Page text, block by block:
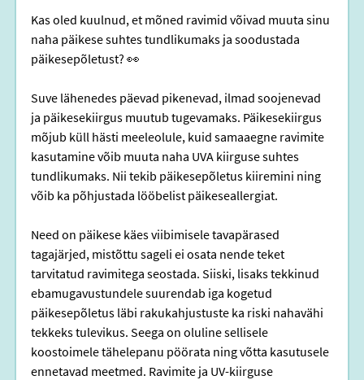
Kas oled kuulnud, et mõned ravimid võivad muuta sinu
naha päikese suhtes tundlikumaks ja soodustada
päikesepõletust? 👀
Suve lähenedes päevad pikenevad, ilmad soojenevad
ja päikesekiirgus muutub tugevamaks. Päikesekiirgus
mõjub küll hästi meeleolule, kuid samaaegne ravimite
kasutamine võib muuta naha UVA kiirguse suhtes
tundlikumaks. Nii tekib päikesepõletus kiiremini ning
võib ka põhjustada lööbelist päikeseallergiat.
Need on päikese käes viibimisele tavapärased
tagajärjed, mistõttu sageli ei osata nende teket
tarvitatud ravimitega seostada. Siiski, lisaks tekkinud
ebamugavustundele suurendab iga kogetud
päikesepõletus läbi rakukahjustuste ka riski nahavähi
tekkeks tulevikus. Seega on oluline sellisele
koostoimele tähelepanu pöörata ning võtta kasutusele
ennetavad meetmed. Ravimite ja UV-kiirguse